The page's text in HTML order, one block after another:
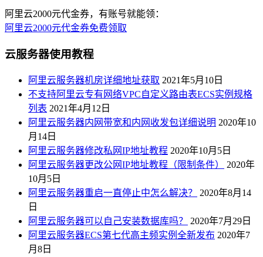
阿里云2000元代金券，有账号就能领：
阿里云2000元代金券免费领取
云服务器使用教程
阿里云服务器机房详细地址获取 2021年5月10日
不支持阿里云专有网络VPC自定义路由表ECS实例规格
列表 2021年4月12日
阿里云服务器内网带宽和内网收发包详细说明 2020年10
月14日
阿里云服务器修改私网IP地址教程 2020年10月5日
阿里云服务器更改公网IP地址教程（限制条件）
2020年
10月5日
阿里云服务器重启一直停止中怎么解决？
2020年8月14
日
阿里云服务器可以自己安装数据库吗？
2020年7月29日
阿里云服务器ECS第七代高主频实例全新发布 2020年7
月8日